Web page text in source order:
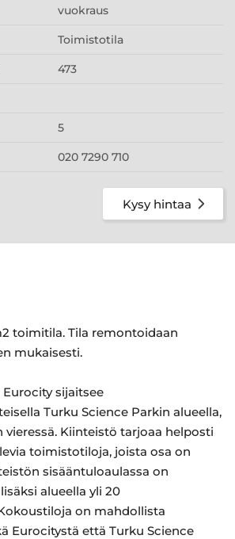
vuokraus
Toimistotila
473
5
020 7290 710
Kysy hintaa
toimitila. Tila remontoidaan
mukaisesti.
sijaitsee
Turku Science Parkin alueella,
vieressä. Kiinteistö tarjoaa helposti
toimistotiloja, joista osa on
sisääntuloaulassa on
alueella yli 20
on mahdollista
Eurocitystä että Turku Science